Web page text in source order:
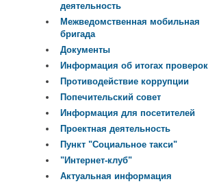
деятельность
Межведомственная мобильная
бригада
Документы
Информация об итогах проверок
Противодействие коррупции
Попечительский совет
Информация для посетителей
Проектная деятельность
Пункт "Социальное такси"
"Интернет-клуб"
Актуальная информация